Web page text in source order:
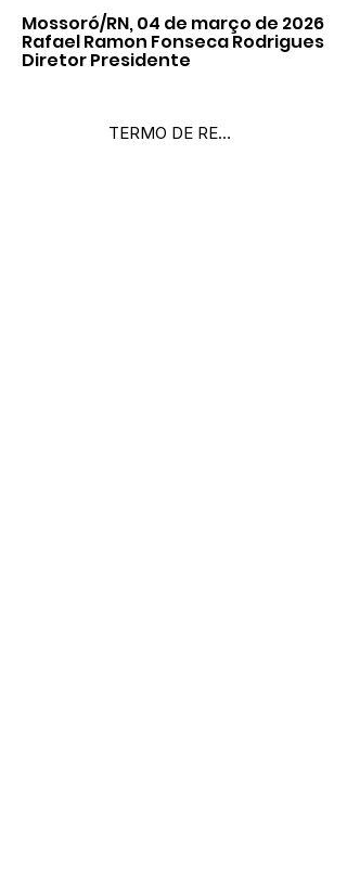
Mossoró/RN, 04 de março de 2026
Rafael Ramon Fonseca Rodrigues
Diretor Presidente
TERMO DE REFERENCIA